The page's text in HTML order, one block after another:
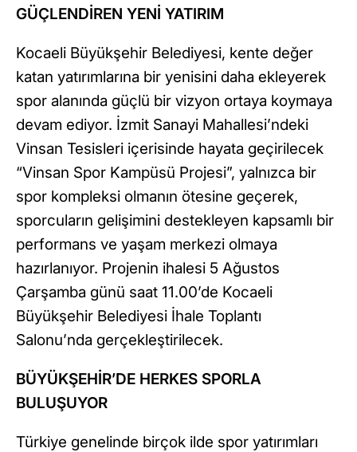
GÜÇLENDİREN YENİ YATIRIM
Kocaeli Büyükşehir Belediyesi, kente değer
katan yatırımlarına bir yenisini daha ekleyerek
spor alanında güçlü bir vizyon ortaya koymaya
devam ediyor. İzmit Sanayi Mahallesi’ndeki
Vinsan Tesisleri içerisinde hayata geçirilecek
“Vinsan Spor Kampüsü Projesi”, yalnızca bir
spor kompleksi olmanın ötesine geçerek,
sporcuların gelişimini destekleyen kapsamlı bir
performans ve yaşam merkezi olmaya
hazırlanıyor. Projenin ihalesi 5 Ağustos
Çarşamba günü saat 11.00’de Kocaeli
Büyükşehir Belediyesi İhale Toplantı
Salonu’nda gerçekleştirilecek.
BÜYÜKŞEHİR’DE HERKES SPORLA
BULUŞUYOR
Türkiye genelinde birçok ilde spor yatırımları